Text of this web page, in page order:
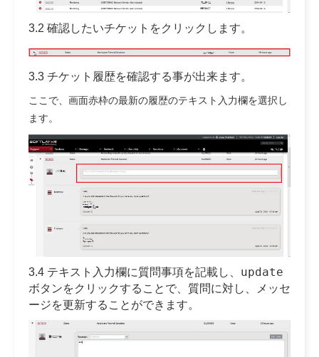
3.2 確認したいチケットをクリックします。
3.3 チケット履歴を確認する事が出来ます。
ここで、画面赤枠の最新の履歴のテキスト入力欄を選択し
ます。
3.4 テキスト入力欄に質問事項を記載し、 update
ボタンをクリックすることで、質問に対し、メッセ
ージを更新することができます。